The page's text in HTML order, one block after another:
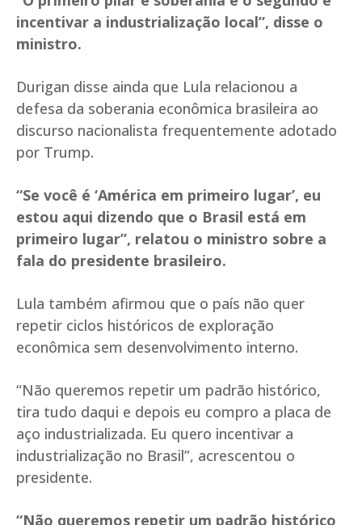
incentivar a industrialização local”, disse o
ministro.
Durigan disse ainda que Lula relacionou a
defesa da soberania econômica brasileira ao
discurso nacionalista frequentemente adotado
por Trump.
“Se você é ‘América em primeiro lugar’, eu
estou aqui dizendo que o Brasil está em
primeiro lugar”, relatou o ministro sobre a
fala do presidente brasileiro.
Lula também afirmou que o país não quer
repetir ciclos históricos de exploração
econômica sem desenvolvimento interno.
“Não queremos repetir um padrão histórico,
tira tudo daqui e depois eu compro a placa de
aço industrializada. Eu quero incentivar a
industrialização no Brasil”, acrescentou o
presidente.
“Não queremos repetir um padrão histórico